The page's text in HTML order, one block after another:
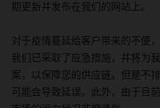
期更新并发布在我们的网站上。
对于疫情蔓延给客户带来的不便
我们已采取了应急措施，并将为
案，以保障您的供应链。但是不
可能会导致延误。此外，由于目